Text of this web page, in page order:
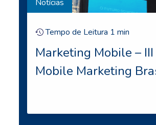
Notícias
Tempo de Leitura 1 min
Marketing Mobile –
Mobile Marketing